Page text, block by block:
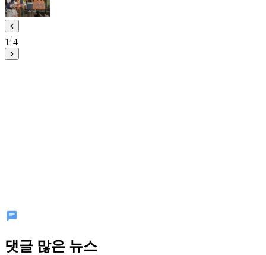
1 4
댓글 많은 뉴스